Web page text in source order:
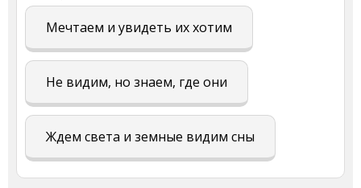
Мечтаем и увидеть их хотим
Не видим, но знаем, где они
Ждем света и земные видим сны